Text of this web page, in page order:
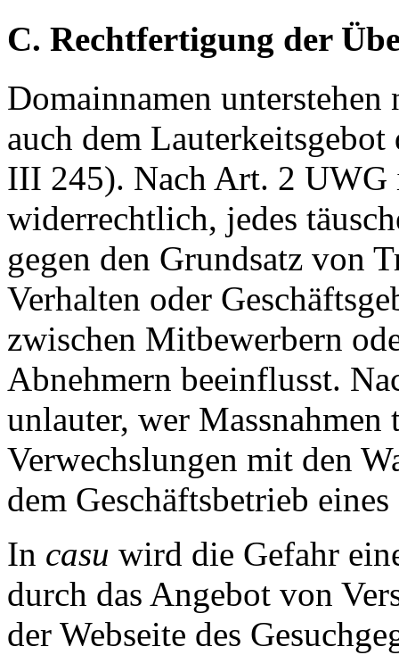
C. Rechtfertigung der
Domainnamen unterstehen
auch dem
III 245). Nach Art. 2 UWG
widerrechtlich, jedes
gegen den Grundsatz von
Verhalten oder
zwischen Mitbewerbern
Abnehmern beeinflusst.
unlauter, wer
Verwechslungen mit den
dem Geschäftsbetrieb
In casu wird die Gefahr
durch das Angebot von
der Webseite des